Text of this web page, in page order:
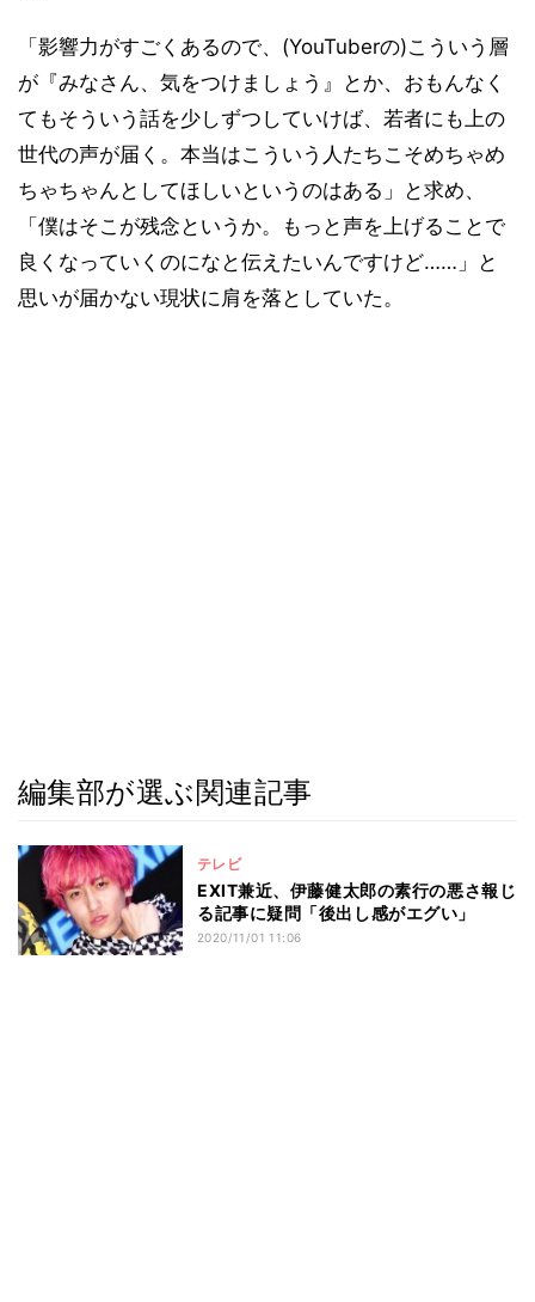
「影響力がすごくあるので、(YouTuberの)こういう層
が『みなさん、気をつけましょう』とか、おもんなく
てもそういう話を少しずつしていけば、若者にも上の
世代の声が届く。本当はこういう人たちこそめちゃめ
ちゃちゃんとしてほしいというのはある」と求め、
「僕はそこが残念というか。もっと声を上げることで
良くなっていくのになと伝えたいんですけど……」と
思いが届かない現状に肩を落としていた。
編集部が選ぶ関連記事
テレビ
EXIT兼近、伊藤健太郎の素行の悪さ報じ
る記事に疑問「後出し感がエグい」
2020/11/01 11:06